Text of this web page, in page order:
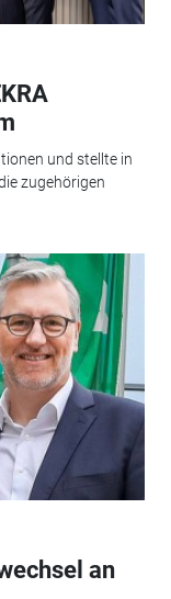
und stellte in
zugehörigen
an